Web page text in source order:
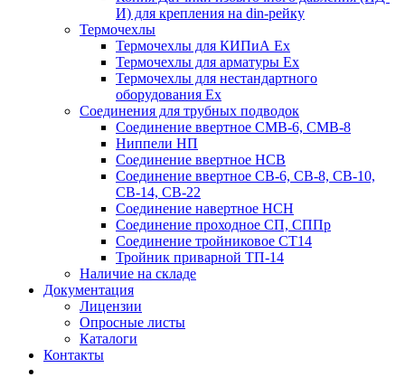
И) для крепления на din-рейку
Термочехлы
Термочехлы для КИПиА Ex
Термочехлы для арматуры Ex
Термочехлы для нестандартного
оборудования Ex
Соединения для трубных подводок
Соединение ввертное СМВ-6, СМВ-8
Ниппели НП
Соединение ввертное НСВ
Соединение ввертное СВ-6, СВ-8, СВ-10,
СВ-14, СВ-22
Соединение навертное НСН
Соединение проходное СП, СППр
Соединение тройниковое СТ14
Тройник приварной ТП-14
Наличие на складе
Документация
Лицензии
Опросные листы
Каталоги
Контакты